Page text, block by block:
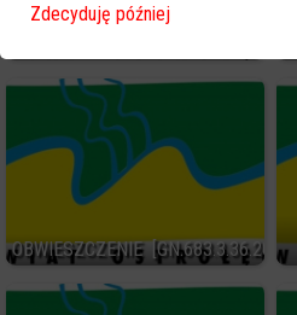
ZAWIADOMIENIE O ROZPRAWIE
OBWIESZCZENIE [GN.683.3.36.2024]
Zdecyduję później